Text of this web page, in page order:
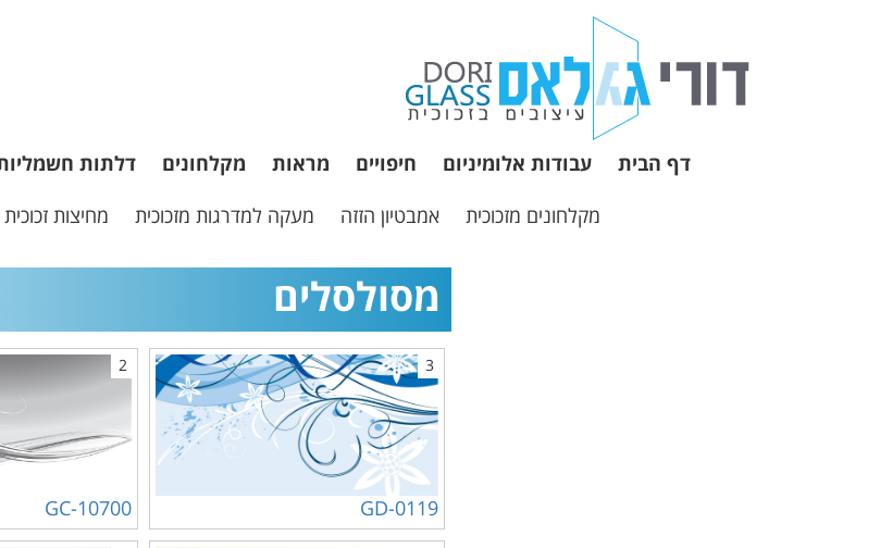
דף הבית עבודות אלומיניום חיפויים מראות מקלחונים דלתות
מקלחונים מזכוכית אמבטיון הזזה מעקה למדרגות מזכוכית מחיצות
מסולסלים
GC-10700
2
GD-0119
3